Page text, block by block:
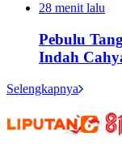
28 menit lalu
Pebulu
Indah
Selengkapnya